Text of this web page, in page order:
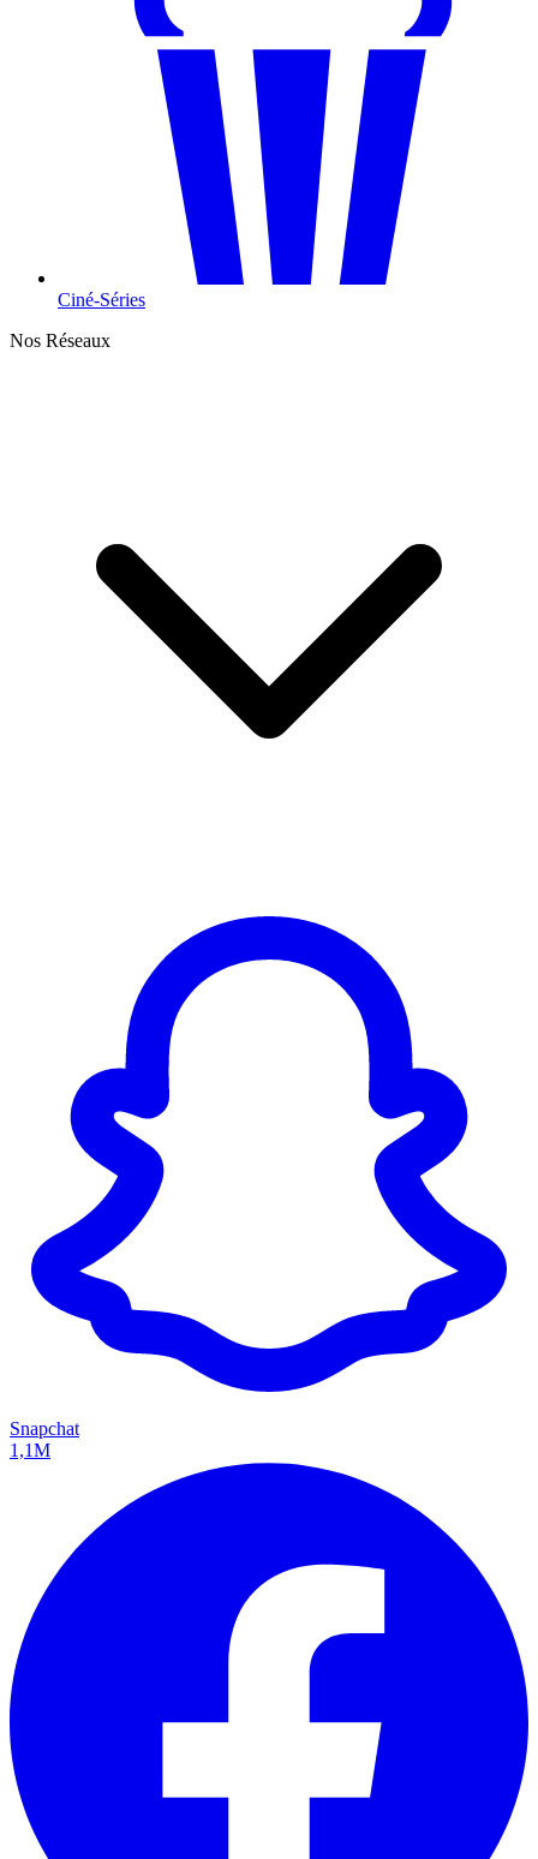
Ciné-Séries
Nos Réseaux
Snapchat
1,1M